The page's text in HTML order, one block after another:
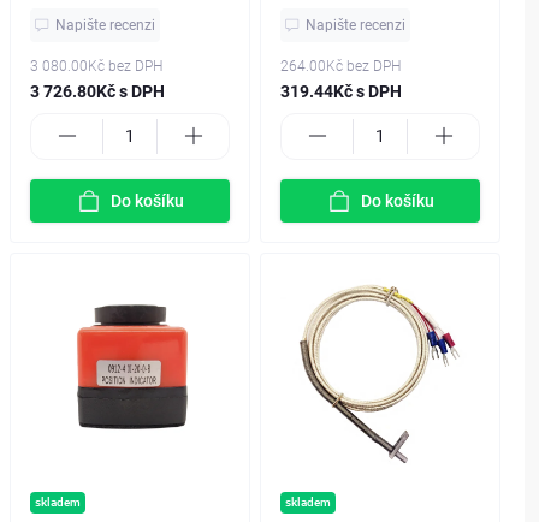
Napište recenzi
3 080.00Kč bez DPH
3 726.80Kč s DPH
Do košíku
Napište recenzi
264.00Kč bez DPH
319.44Kč s DPH
Do košíku
skladem skladem